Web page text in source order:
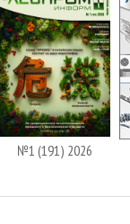
№1 (191) 2026